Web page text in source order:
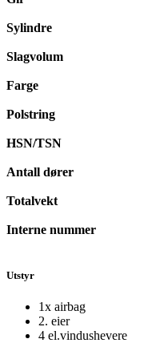
Sylindre
Slagvolum
Farge
Polstring
HSN/TSN
Antall dører
Totalvekt
Interne nummer
Utstyr
1x airbag
2. eier
4 el.vindushevere